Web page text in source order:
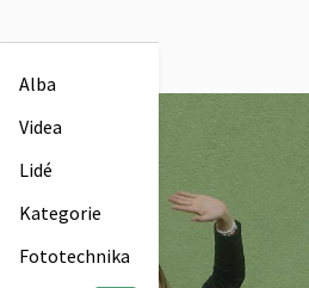
Alba
Videa
Lidé
Kategorie
Fototechnika